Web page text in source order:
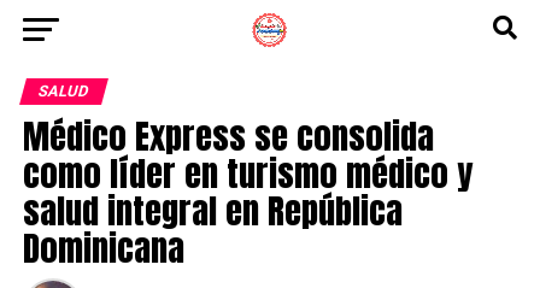
SALUD
Médico Express se consolida
como líder en turismo médico y
salud integral en República
Dominicana